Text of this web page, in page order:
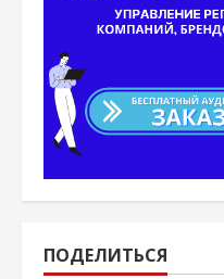
ПОДЕЛИТЬСЯ